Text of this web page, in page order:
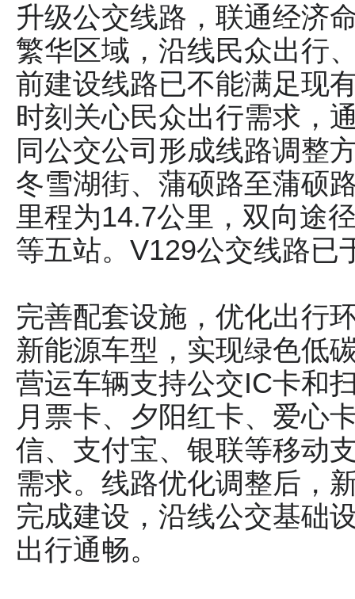
升级公交线路，联通经济
繁华区域，沿线民众出行
前建设线路已不能满足现
时刻关心民众出行需求，
同公交公司形成线路调整
冬雪湖街、蒲硕路至蒲硕
里程为14.7公里，双向途
等五站。V129公交线路已
完善配套设施，优化出行
新能源车型，实现绿色低
营运车辆支持公交IC卡和
月票卡、夕阳红卡、爱心
信、支付宝、银联等移动
需求。线路优化调整后，
完成建设，沿线公交基础
出行通畅。